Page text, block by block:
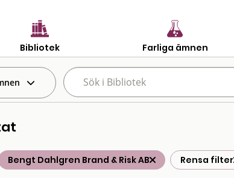
Bibliotek Farliga ämnen
Bengt Dahlgren Brand & Risk AB Rensa filter